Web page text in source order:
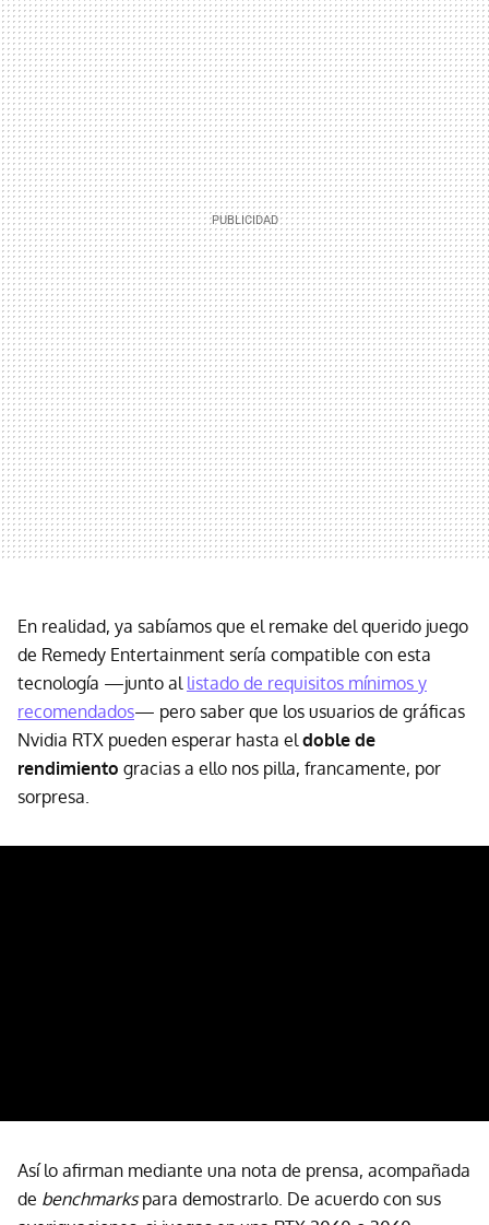
En realidad, ya sabíamos que el remake del querido juego
de Remedy Entertainment sería compatible con esta
tecnología —junto al listado de requisitos mínimos y
recomendados— pero saber que los usuarios de gráficas
Nvidia RTX pueden esperar hasta el doble de
rendimiento gracias a ello nos pilla, francamente, por
sorpresa.
Así lo afirman mediante una nota de prensa, acompañada
de benchmarkspara demostrarlo. De acuerdo con sus